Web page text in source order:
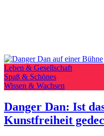
Leben & Gesellschaft
Spaß & Schönes
Wissen & Wachsen
Danger Dan: Ist
Kunstfreiheit